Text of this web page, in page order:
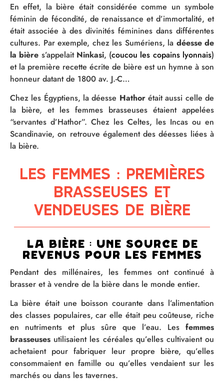
En effet, la bière était considérée comme un symbole
féminin de fécondité, de renaissance et d’immortalité, et
était associée à des divinités féminines dans différentes
cultures. Par exemple, chez les Sumériens, la déesse de
la bière s’appelait Ninkasi, (coucou les copains lyonnais)
et la première recette écrite de bière est un hymne à son
honneur datant de 1800 av. J.-C…
Chez les Égyptiens, la déesse Hathorétait aussi celle de
la bière, et les femmes brasseuses étaient appelées
“servantes d’Hathor”. Chez les Celtes, les Incas ou en
Scandinavie, on retrouve également des déesses liées à
la bière.
Les femmes : premières
brasseuses et
vendeuses de bière
La bière : une source de
revenus pour les femmes
Pendant des millénaires, les femmes ont continué à
brasser et à vendre de la bière dans le monde entier.
La bière était une boisson courante dans l’alimentation
des classes populaires, car elle était peu coûteuse, riche
en nutriments et plus sûre que l’eau. Les femmes
brasseuses utilisaient les céréales qu’elles cultivaient ou
achetaient pour fabriquer leur propre bière, qu’elles
consommaient en famille ou qu’elles vendaient sur les
marchés ou dans les tavernes.